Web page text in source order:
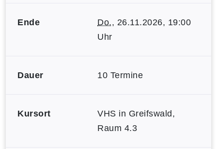
Ende Do., 26.11.2026, 19:00
Uhr
Dauer 10 Termine
Kursort
VHS in Greifswald,
Raum 4.3